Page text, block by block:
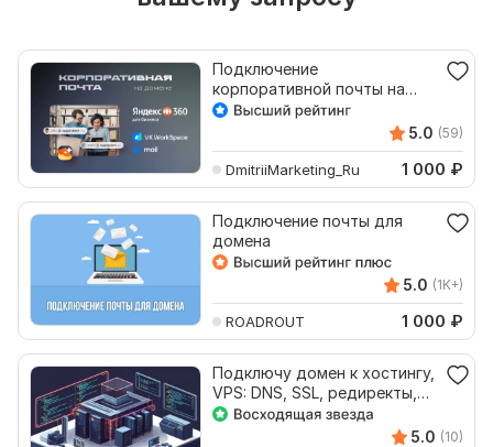
Подключение
корпоративной почты на
своем домене через Yandex
5.0 (59)
DmitriiMarketing_Ru 1 000 ₽
Подключение почты для
домена
5.0 (1K+)
ROADROUT 1 000 ₽
Подключу домен к хостингу,
VPS: DNS, SSL, редиректы,
почта под ключ
5.0 (10)